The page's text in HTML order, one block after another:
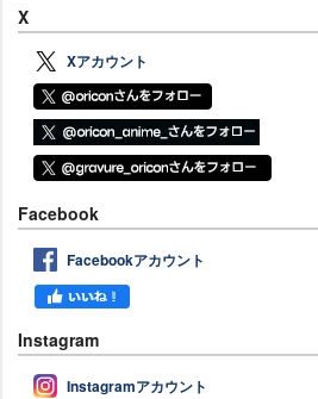
X
Xアカウント
Facebook
Facebookアカウント
Instagram
Instagramアカウント